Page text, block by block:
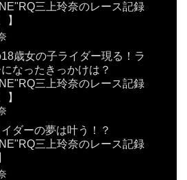
三上玲奈のレース記録
】
歳女の子ライダー現る！ラ
なったきっかけは？
三上玲奈のレース記録
】
ダーの夢は叶う！？
三上玲奈のレース記録